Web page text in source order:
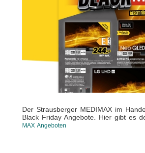
Der Strausberger MEDIMAX im
Black Friday Angebote. Hier gibt es
MAX Angeboten